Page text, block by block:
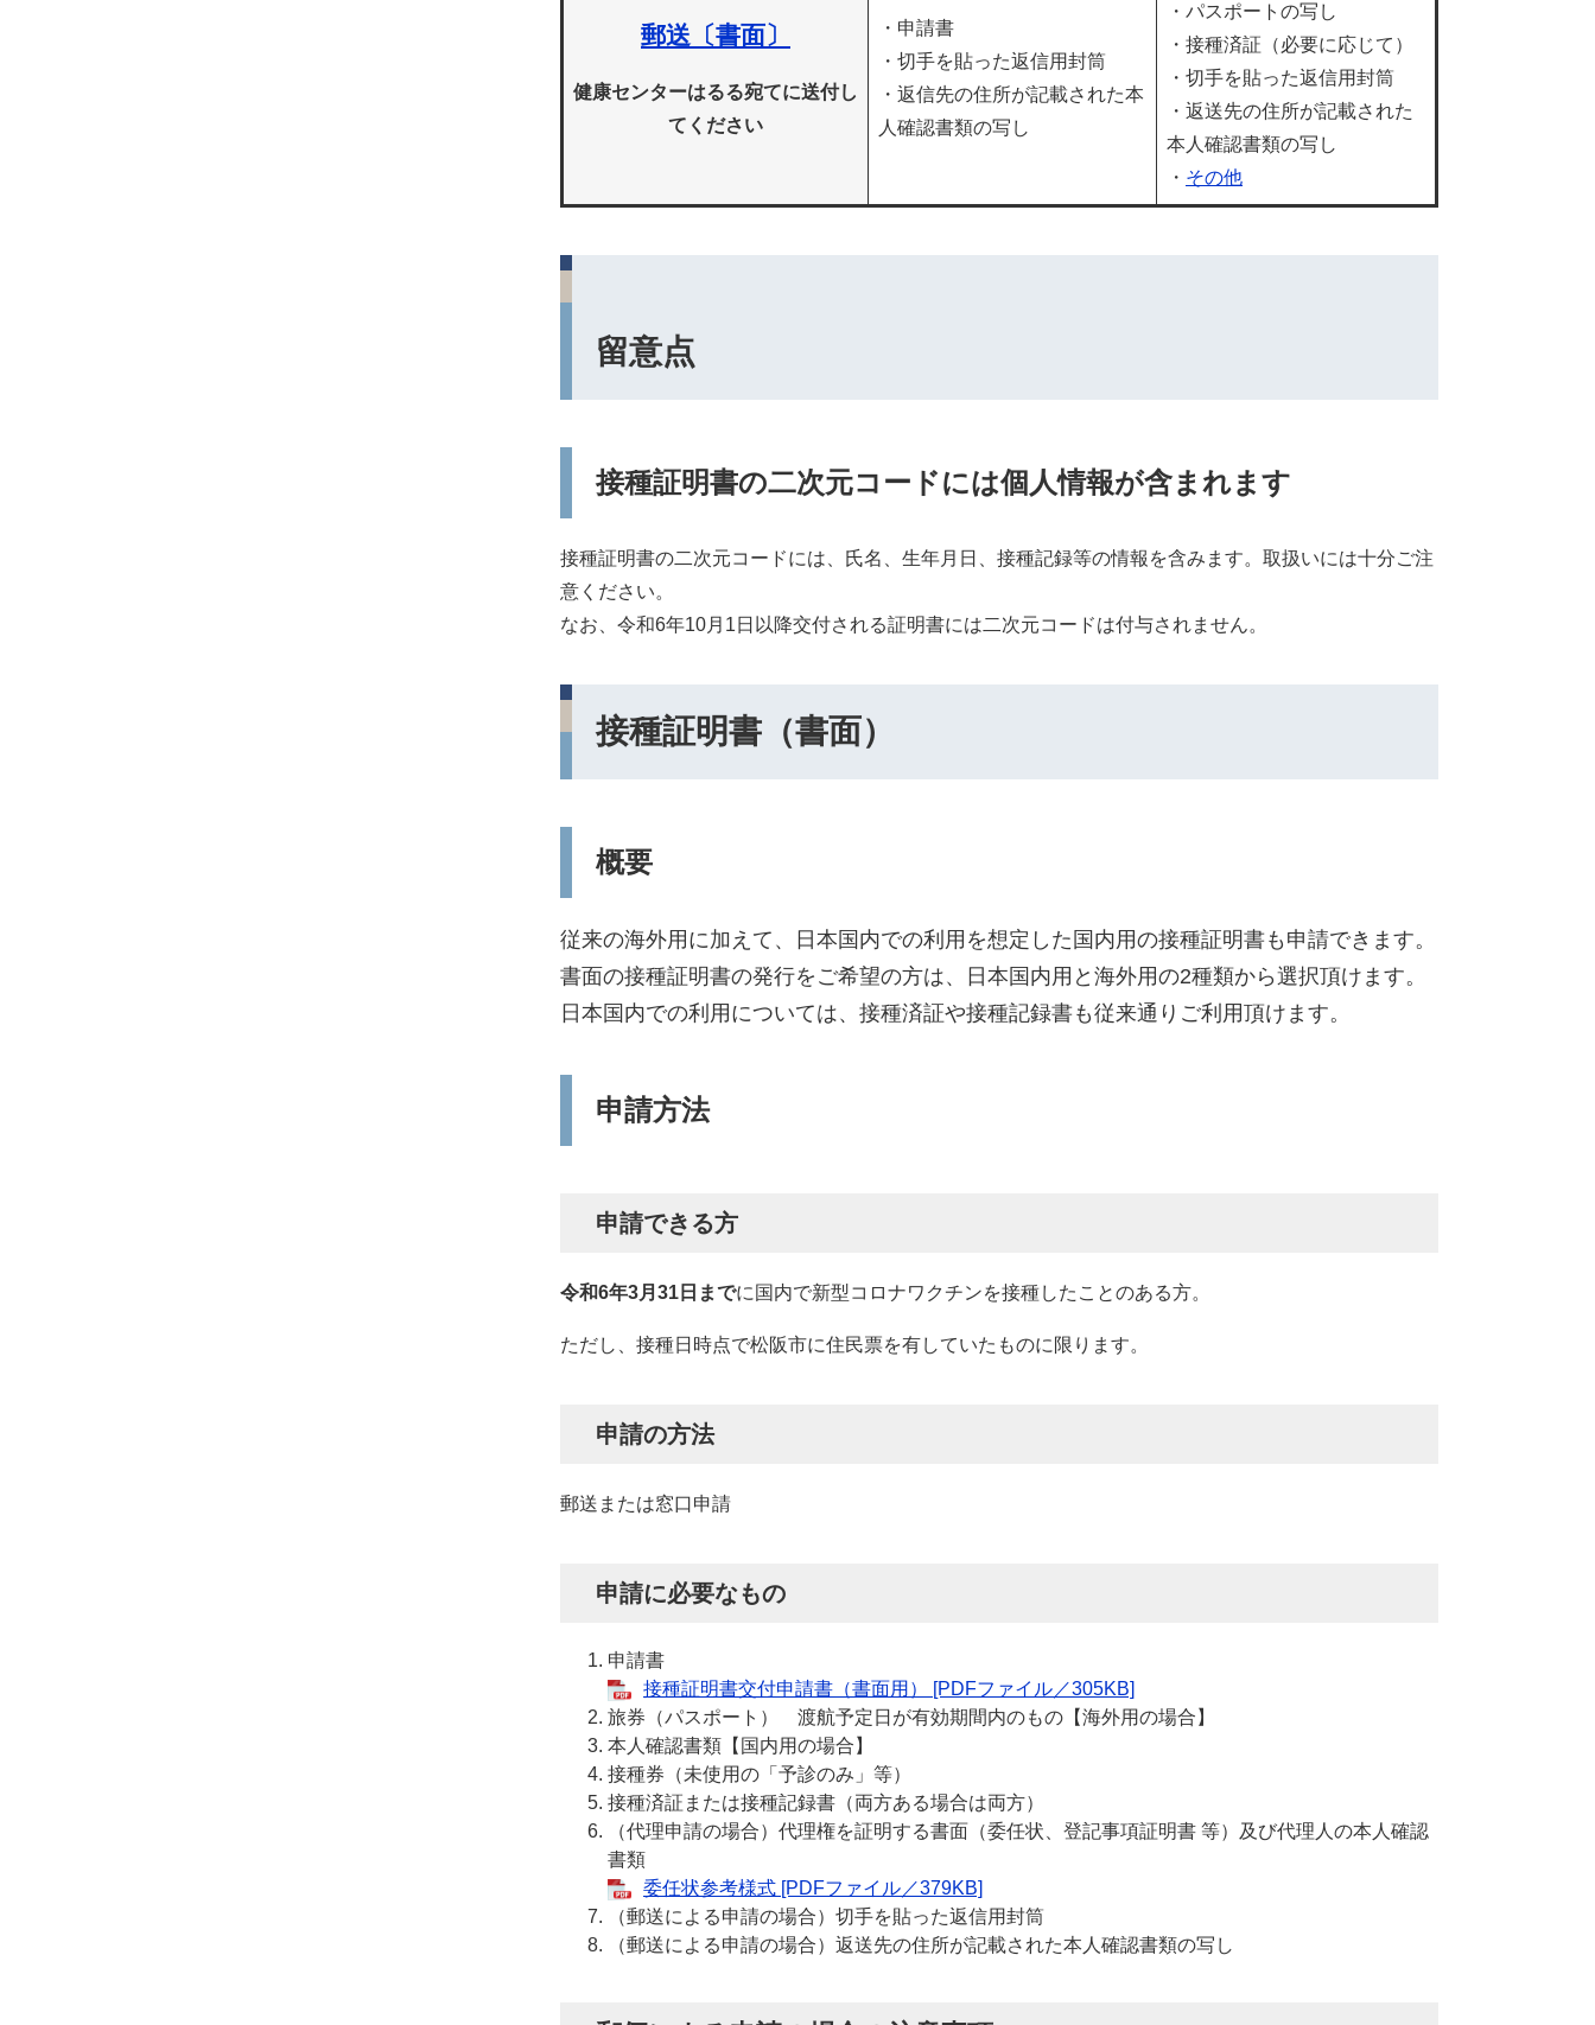
郵送〔書面〕
健康センターはるる宛てに送付し
てください
・申請書
・切手を貼った返信用封筒
・返信先の住所が記載された本
人確認書類の写し
・パスポートの写し
・接種済証（必要に応じて）
・切手を貼った返信用封筒
・返送先の住所が記載された
本人確認書類の写し
・ その他
留意点
接種証明書の二次元コードには個人情報が含まれます
接種証明書の二次元コードには、氏名、生年月日、接種記録等の情報を含みます。取扱いには十分ご注
意ください。
なお、令和6年10月1日以降交付される証明書には二次元コードは付与されません。​
接種証明書（書面）
概要
従来の海外用に加えて、日本国内での利用を想定した国内用の接種証明書も申請できます。
書面の接種証明書の発行をご希望の方は、日本国内用と海外用の2種類から選択頂けます。
日本国内での利用については、接種済証や接種記録書も従来通りご利用頂けます。
申請方法
申請できる方
令和6年3月31日までに国内で新型コロナワクチンを接種したことのある方。
ただし、接種日時点で松阪市に住民票を有していたものに限ります。
申請の方法
郵送または窓口申請
申請に必要なもの
申請書
接種証明書交付申請書（書面用） [PDFファイル／305KB]
旅券（パスポート） 渡航予定日が有効期間内のもの【海外用の場合】
本人確認書類【国内用の場合】
接種券（未使用の「予診のみ」等）
接種済証または接種記録書（両方ある場合は両方）
（代理申請の場合）代理権を証明する書面（委任状、登記事項証明書 等）及び代理人の本人確認
書類
委任状参考様式 [PDFファイル／379KB]
（郵送による申請の場合）切手を貼った返信用封筒
（郵送による申請の場合）返送先の住所が記載された本人確認書類の写し